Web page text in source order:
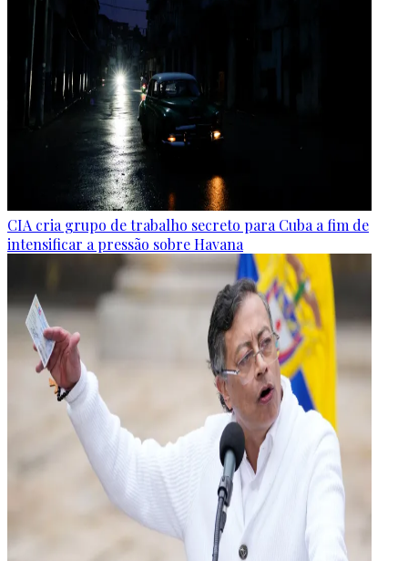
CIA cria grupo de trabalho secreto para Cuba a fim de
intensificar a pressão sobre Havana